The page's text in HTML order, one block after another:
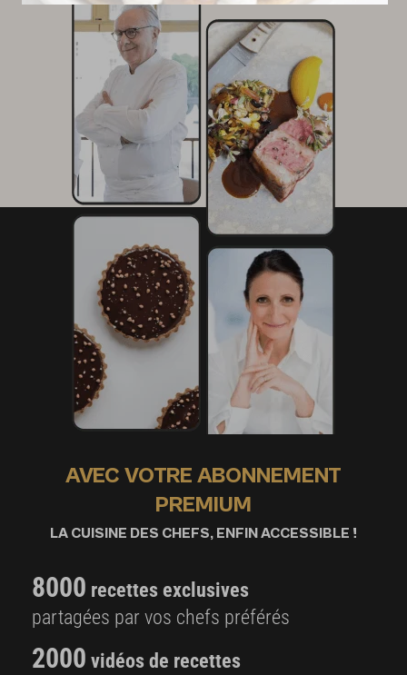
AVEC VOTRE ABONNEMENT
PREMIUM
LA CUISINE DES CHEFS, ENFIN ACCESSIBLE !
8000 recettes exclusives
partagées par vos chefs préférés
2000 vidéos de recettes